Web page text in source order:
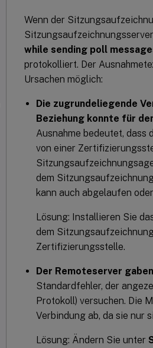
Wenn der
while sending poll
protokolliert. Der
Ursachen möglich:
Die zugrundeliegende
Beziehung konnte für
Ausnahme bedeutet,
von einer
dem
kann auch abgelaufen
Lösung: Installieren Sie
dem
Zertifizierungsstelle.
Der Remoteserver
Standardfehler, der
Protokoll) versuchen. Die
Verbindung ab, da sie nur
Lösung: Ändern Sie unter